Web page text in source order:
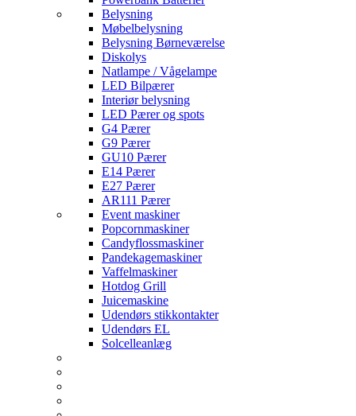
Belysning
Møbelbelysning
Belysning Børneværelse
Diskolys
Natlampe / Vågelampe
LED Bilpærer
Interiør belysning
LED Pærer og spots
G4 Pærer
G9 Pærer
GU10 Pærer
E14 Pærer
E27 Pærer
AR111 Pærer
Event maskiner
Popcornmaskiner
Candyflossmaskiner
Pandekagemaskiner
Vaffelmaskiner
Hotdog Grill
Juicemaskine
Udendørs stikkontakter
Udendørs EL
Solcelleanlæg